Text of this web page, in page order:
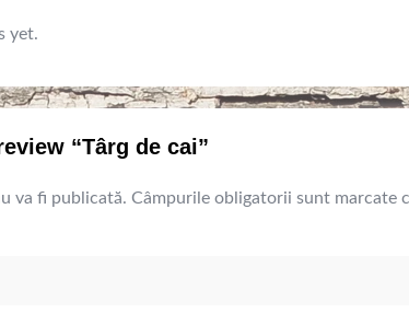
yet.
“Târg de cai”
va fi publicată. Câmpurile obligatorii sunt marcate